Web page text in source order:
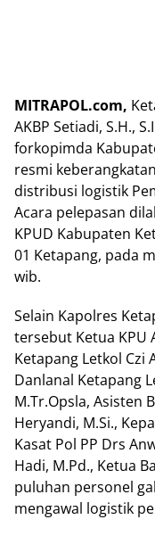
MITRAPOL.com,
AKBP Setiadi, S.H.,
forkopimda
resmi
distribusi logistik
Acara pelepasan
KPUD Kabupaten
01 Ketapang, pada
wib.
Selain Kapolres
tersebut Ketua KPU
Ketapang Letkol Czi
Danlanal Ketapang
M.Tr.Opsla, Asisten
Heryandi, M.Si.,
Kasat Pol PP Drs
Hadi, M.Pd., Ketua
puluhan personel
mengawal logistik